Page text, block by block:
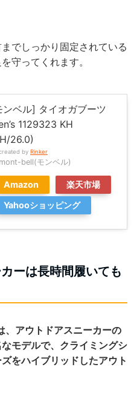
でしっかり固定されている
守ってくれます。
ンベル] タイオガブーツ
1129323 KH
26.0)
by Rinker
mont-bell(モンベル)
Amazon
楽天市場
Yahooショッピング
ーは長時間履いても
、アウトドアスニーカーの
モデルで、クライミングシ
をハイブリッドしたアウト